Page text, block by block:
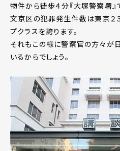
物件から徒歩４分『大塚警察署』
文京区の犯罪発生件数は東京２
プクラスを誇ります。
それもこの様に警察官の方々が
いるからでしょう。